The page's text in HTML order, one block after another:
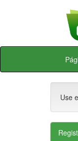
Skip
Use